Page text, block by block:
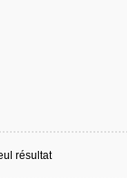
résultat